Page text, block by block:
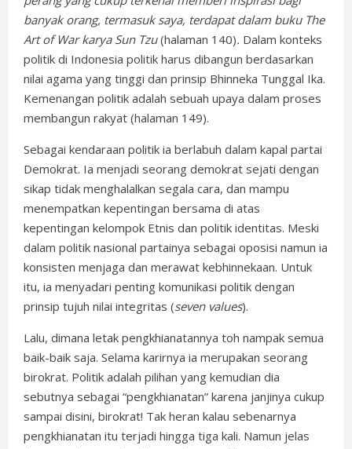
banyak orang, termasuk saya, terdapat dalam buku The
Art of War karya Sun Tzu(halaman 140). Dalam konteks
politik di Indonesia politik harus dibangun berdasarkan
nilai agama yang tinggi dan prinsip Bhinneka Tunggal Ika.
Kemenangan politik adalah sebuah upaya dalam proses
membangun rakyat (halaman 149).
Sebagai kendaraan politik ia berlabuh dalam kapal partai
Demokrat. Ia menjadi seorang demokrat sejati dengan
sikap tidak menghalalkan segala cara, dan mampu
menempatkan kepentingan bersama di atas
kepentingan kelompok Etnis dan politik identitas. Meski
dalam politik nasional partainya sebagai oposisi namun ia
konsisten menjaga dan merawat kebhinnekaan. Untuk
itu, ia menyadari penting komunikasi politik dengan
prinsip tujuh nilai integritas (seven values).
Lalu, dimana letak pengkhianatannya toh nampak semua
baik-baik saja. Selama karirnya ia merupakan seorang
birokrat. Politik adalah pilihan yang kemudian dia
sebutnya sebagai “pengkhianatan” karena janjinya cukup
sampai disini, birokrat! Tak heran kalau sebenarnya
pengkhianatan itu terjadi hingga tiga kali. Namun jelas